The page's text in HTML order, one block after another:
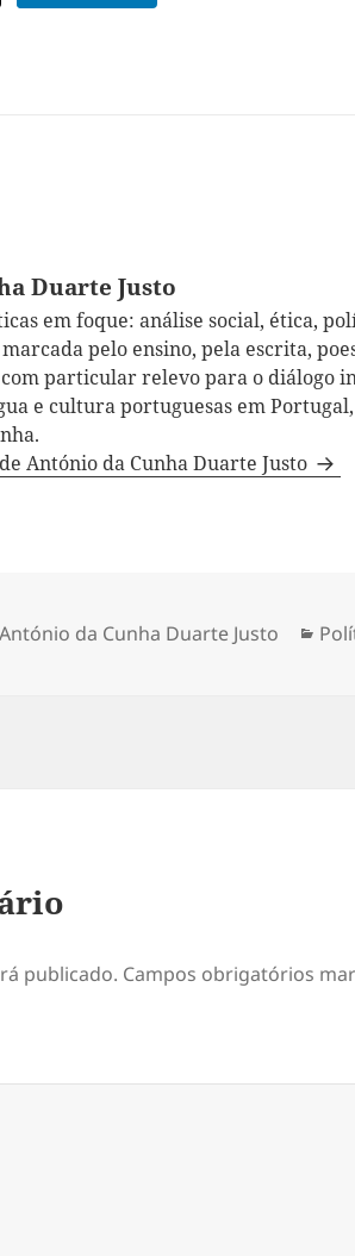
Duarte Justo
em foque: análise social, ética,
pelo ensino, pela escrita,
particular relevo para o diálogo
e cultura portuguesas em
António da Cunha Duarte Justo
Autor
António da Cunha Duarte Justo
publicado. Campos obrigatórios